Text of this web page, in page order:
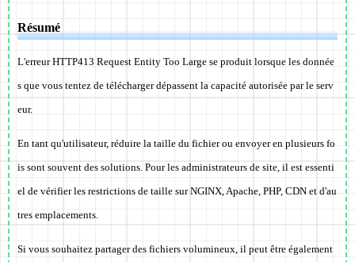
Résumé
L'erreur HTTP413 Request Entity Too Large se produit lorsque les donnée
s que vous tentez de télécharger dépassent la capacité autorisée par le serv
eur.
En tant qu'utilisateur, réduire la taille du fichier ou envoyer en plusieurs fo
is sont souvent des solutions. Pour les administrateurs de site, il est essenti
el de vérifier les restrictions de taille sur NGINX, Apache, PHP, CDN et d'au
tres emplacements.
Si vous souhaitez partager des fichiers volumineux, il peut être également